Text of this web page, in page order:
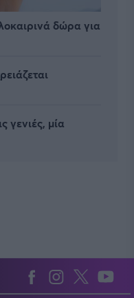
δώρα για
γενιές, μία